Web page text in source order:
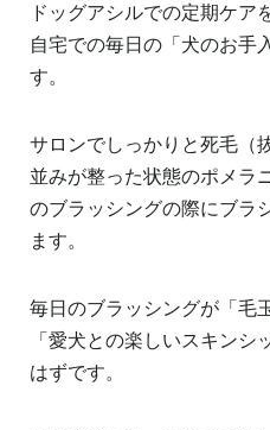
ドッグアシルでの定期ケア
自宅での毎日の「犬のお手
す。
サロンでしっかりと死毛（
並みが整った状態のポメラ
のブラッシングの際にブラ
ます。
毎日のブラッシングが「毛
「愛犬との楽しいスキンシ
はずです。